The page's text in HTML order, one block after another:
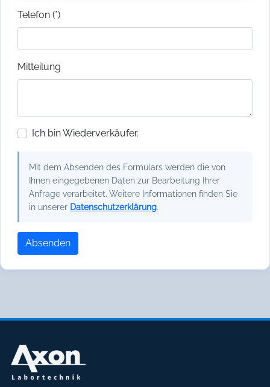
Telefon (*)
Mitteilung
Ich bin Wiederverkäufer.
Mit dem Absenden des Formulars werden die von
Ihnen eingegebenen Daten zur Bearbeitung Ihrer
Anfrage verarbeitet. Weitere Informationen finden Sie
in unserer Datenschutzerklärung.
Absenden